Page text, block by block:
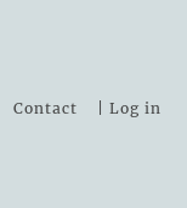
Contact | Log in